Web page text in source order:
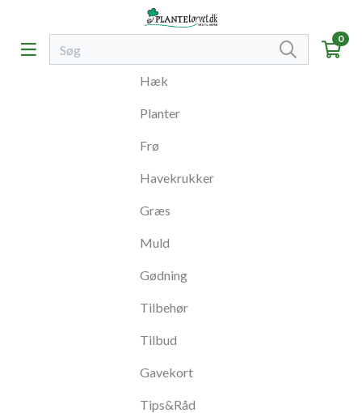
0
Hæk
Planter
Frø
Havekrukker
Græs
Muld
Gødning
Tilbehør
Tilbud
Gavekort
Tips&Råd